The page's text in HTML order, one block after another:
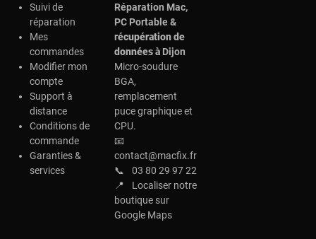
Suivi de
réparation
Mes
commandes
Modifier mon
compte
Support à
distance
Conditions de
commande
Garanties &
services
Réparation Mac,
PC Portable &
récupération de
données àDijon
Micro-soudure
BGA,
remplacement
puce graphique et
CPU.
📧
contact@macfix.fr
📞
03 80 29 97 22
📍
Localiser notre
boutique sur
Google Maps